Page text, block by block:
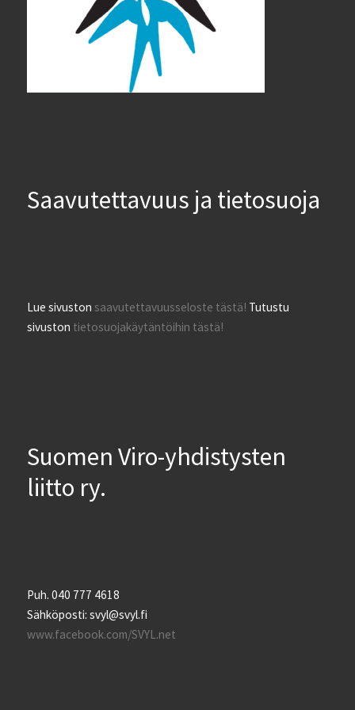
Saavutettavuus ja tietosuoja
Lue sivustonsaavutettavuusseloste tästä! Tutustu
sivuston tietosuojakäytäntöihin tästä!
Suomen Viro-yhdistysten
liitto ry.
Puh. 040 777 4618
Sähköposti: svyl@svyl.fi
www.facebook.com/SVYL.net